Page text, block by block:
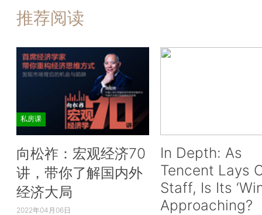
推荐阅读
私房课
向松祚：宏观经济70
讲，带你了解国内外
经济大局
2022年04月06日
In Depth: As
Tencent Lays
Staff, Is Its
Approaching?